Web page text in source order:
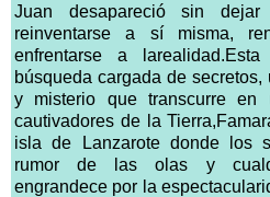
Juan desapareció sin
reinventarse a sí misma,
enfrentarse a
búsqueda cargada de secretos,
y misterio que transcurre
cautivadores de la
isla de Lanzarote donde los
rumor de las olas y
engrandece por la